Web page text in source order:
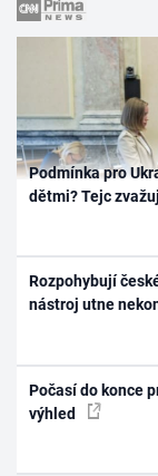
Podmínka pro
dětmi? Tejc
Rozpohybují
nástroj utne
Počasí do konce
výhled